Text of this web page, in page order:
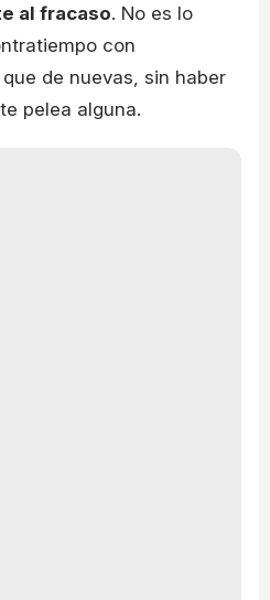
al fracaso. No es lo
con
de nuevas, sin haber
pelea alguna.